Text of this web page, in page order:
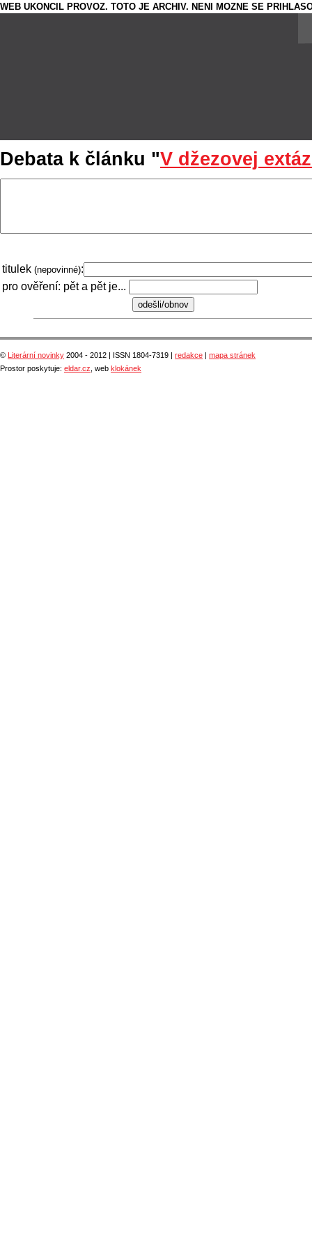
WEB UKONCIL PROVOZ. TOTO JE ARCHIV. NENI MOZNE SE
Debata k článku "V džezovej
titulek (nepovinné):
pro ověření: pět a pět je...
© Literární novinky 2004 - 2012 | ISSN 1804-7319 | redakce | mapa stránek
Prostor poskytuje: eldar.cz , web klokánek